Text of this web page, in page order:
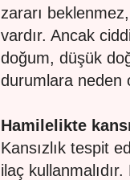
zararı
vardır. Ancak
doğum, düşük
durumlara neden
Hamilelikte
Kansızlık tespit
ilaç